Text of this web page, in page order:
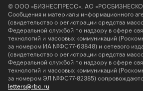
© ООО «БИЗНЕСПРЕСС», АО
Сообщения и материалы информационного
(свидетельство о регистрации средства
Федеральной службой по надзору в сфере
технологий и массовых коммуникаций
за номером ИА №ФС77-63848) и сетевого
(свидетельство о регистрации средства
Федеральной службой по надзору в сфере
технологий и массовых коммуникаций
за номером ЭЛ №ФС77-82385)
letters@rbc.ru